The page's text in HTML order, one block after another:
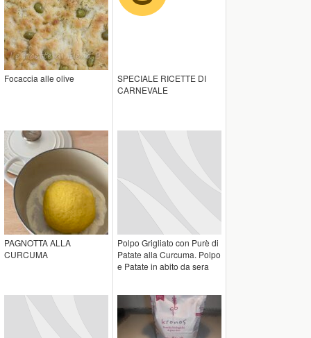
Focaccia alle olive
SPECIALE RICETTE DI
CARNEVALE
PAGNOTTA ALLA
CURCUMA
Polpo Grigliato con Purè di
Patate alla Curcuma. Polpo
e Patate in abito da sera